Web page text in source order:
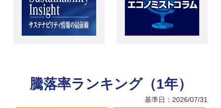
騰落率ランキング（1年）
基準日：2026/07/31